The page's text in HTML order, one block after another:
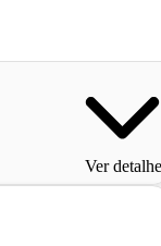
Ver